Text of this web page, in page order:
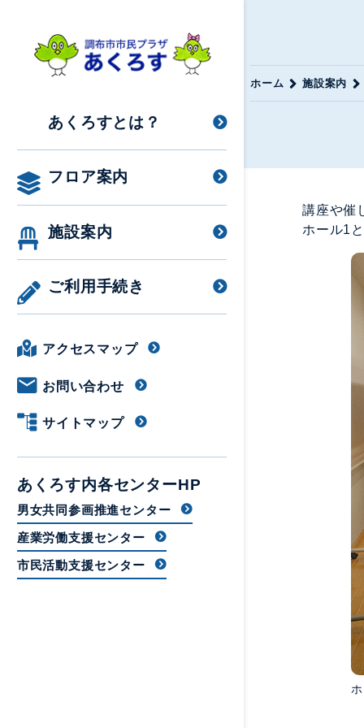
あくろすとは？
フロア案内
施設案内
ご利用手続き
アクセスマップ
お問い合わせ
サイトマップ
あくろす内各センターHP
男女共同参画推進センター
産業労働支援センター
市民活動支援センター
ホーム 施設案内
講座や催
ホール1